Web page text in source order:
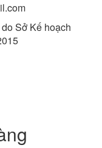
Sở Kế hoạch